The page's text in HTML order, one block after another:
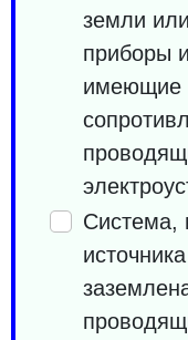
земли
приборы
имеющие
Система,